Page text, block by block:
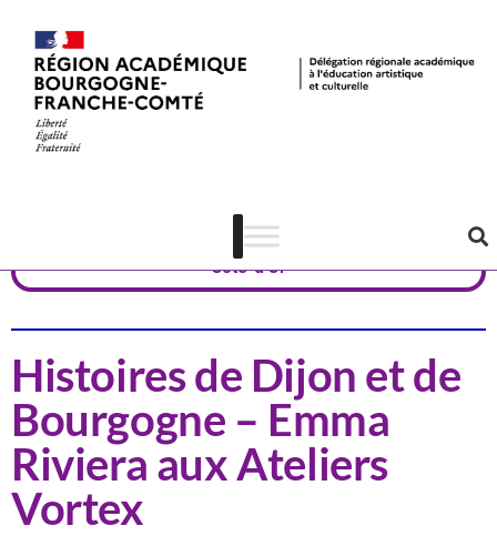
Côte-d'Or
Histoires de Dijon et de
Bourgogne – Emma
Riviera aux Ateliers
Vortex